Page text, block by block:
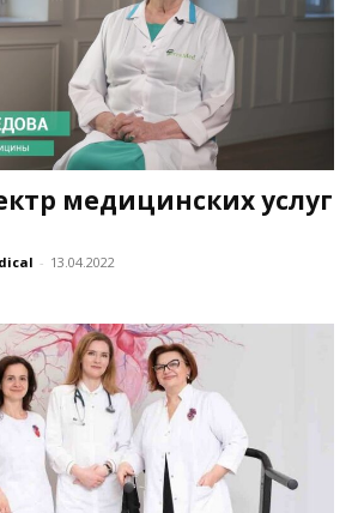
медицинских услуг
- 13.04.2022